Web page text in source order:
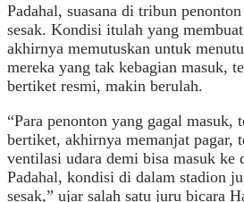
Padahal, suasana di tribun
sesak. Kondisi itulah yang
akhirnya memutuskan untuk
mereka yang tak kebagian masuk,
bertiket resmi, makin berulah.
“Para penonton yang gagal masuk,
bertiket, akhirnya memanjat pagar,
ventilasi udara demi bisa masuk ke
Padahal, kondisi di dalam stadion
sesak,” ujar salah satu juru bicara